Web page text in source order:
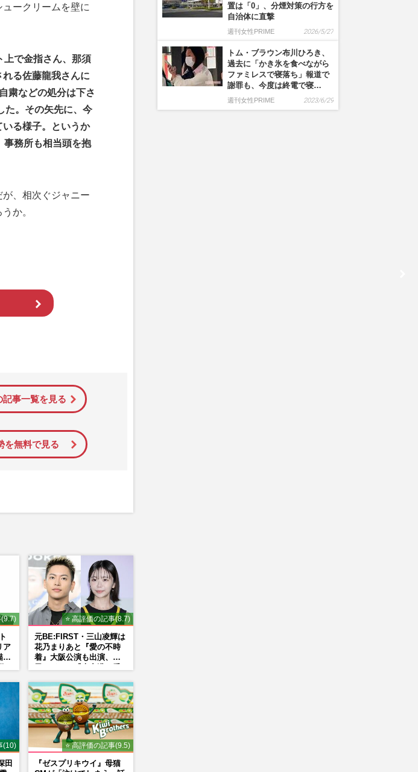
ークリームを壁に
上で金指さん、那須
る佐藤龍我さんに
粛などの処分は下さ
た。その矢先に、今
る様子。というか
事務所も相当頭を抱
、相次ぐジャニー
か。
事一覧を見る
を無料で見る
(9.7)
ア
く
⭐ 高評価の記事(8.7)
元BE:FIRST・三山凌輝は
花乃まりあと『愛の不時
着』大阪公演も出演、趣
ぎ」の実情
(10)
田
⭐ 高評価の記事(9.5)
『ゼスプリキウイ』母猫
置は「0」、分煙対策の行方を
自治体に直撃
週刊女性PRIME 2026/5/27
トム・ブラウン布川ひろき、
過去に「かき氷を食べながら
ファミレスで寝落ち」報道で
謝罪も、今度は終電で寝…
週刊女性PRIME 2023/6/29